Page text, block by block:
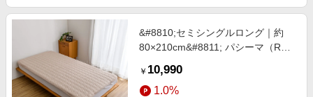
&#8810;セミシングルロング｜約
80×210cm&#8811; パシーマ（R）
ウン（トモキジ） 【通販】
￥ 10,990
1.0%